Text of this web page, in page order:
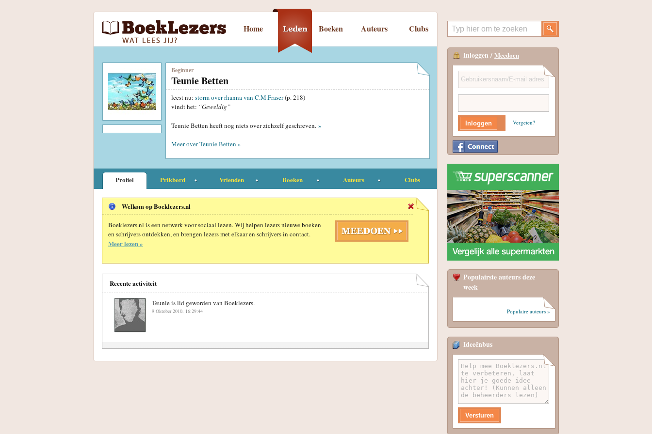
Home Boeken Auteurs Clubs
Beginner
Teunie Betten
leest nu: storm over rhanna van C.M.Fraser(p. 218)
vindt het: “Geweldig”
Teunie Betten heeft nog niets over zichzelf geschreven. »
Meer over Teunie Betten »
Profiel Prikbord Vrienden Boeken Auteurs Clubs
Welkom op Boeklezers.nl
Boeklezers.nl is een netwerk voor sociaal lezen. Wij helpen lezers nieuwe boeken
en schrijvers ontdekken, en brengen lezers met elkaar en schrijvers in contact.
Meer lezen »
Recente activiteit
Teunie is lid geworden van Boeklezers.
9 Oktober 2010, 16:29:44
Inloggen / Meedoen
Vergeten?
Populairste auteurs deze
week
Populaire auteurs »
Ideeënbus